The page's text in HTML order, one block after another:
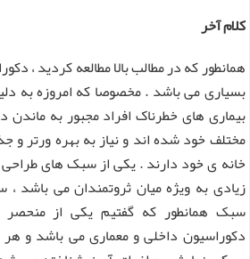
کلام آخر
همانطور که در مطالب بالا مطالعه کردید ،
بسیاری می باشد . مخصوصا که امروزه به
بیماری های خطرناک افراد مجبور به ماندن
مختلف خود شده اند و نیاز به بهره ورتر
خانه ی خود دارند . یکی از سبک های
زیادی به ویژه میان ثروتمندان می باشد
سبک همانطور که گفتیم یکی از
دکوراسیون داخلی و معماری می باشد و هر